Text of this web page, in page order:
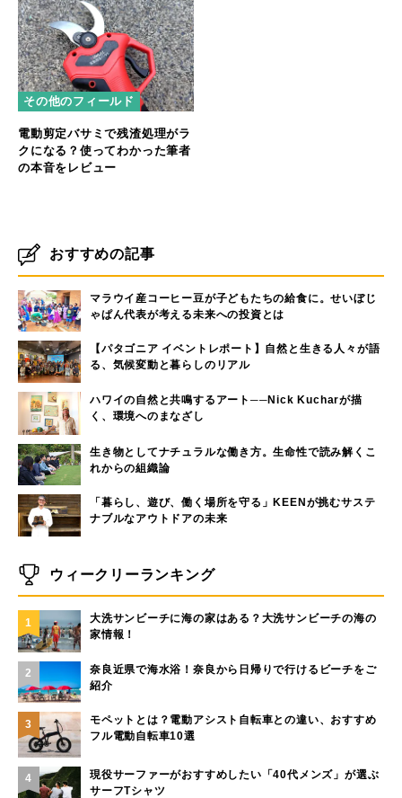
その他のフィールド
電動剪定バサミで残渣処理がラ
クになる？使ってわかった筆者
の本音をレビュー
おすすめの記事
マラウイ産コーヒー豆が子どもたちの給食に。せいぼじ
ゃぱん代表が考える未来への投資とは
【パタゴニア イベントレポート】自然と生きる人々が語
る、気候変動と暮らしのリアル
ハワイの自然と共鳴するアート──Nick Kucharが描
く、環境へのまなざし
生き物としてナチュラルな働き方。生命性で読み解くこ
れからの組織論
「暮らし、遊び、働く場所を守る」KEENが挑むサステ
ナブルなアウトドアの未来
ウィークリーランキング
1
大洗サンビーチに海の家はある？大洗サンビーチの海の
家情報！
2
奈良近県で海水浴！奈良から日帰りで行けるビーチをご
紹介
3
モペットとは？電動アシスト自転車との違い、おすすめ
フル電動自転車10選
4
現役サーファーがおすすめしたい「40代メンズ」が選ぶ
サーフTシャツ